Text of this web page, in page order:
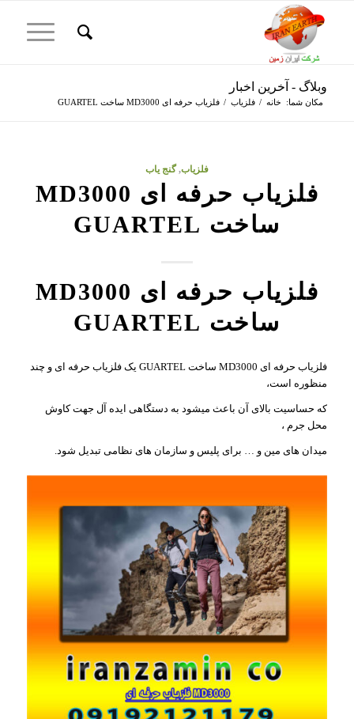
وبلاگ - آخرین اخبار
مکان شما: خانه / فلزیاب / فلزیاب حرفه ای MD3000 ساخت GUARTEL
فلزیاب,گنج یاب
فلزیاب حرفه ای MD3000
ساخت GUARTEL
فلزیاب حرفه ای MD3000
ساخت GUARTEL
فلزیاب حرفه ای MD3000 ساخت GUARTEL یک فلزیاب حرفه ای و چند
منظوره است،
که حساسیت بالای آن باعث میشود به دستگاهی ایده آل جهت کاوش
محل جرم ،
میدان های مین و … برای پلیس و سازمان های نظامی تبدیل شود.